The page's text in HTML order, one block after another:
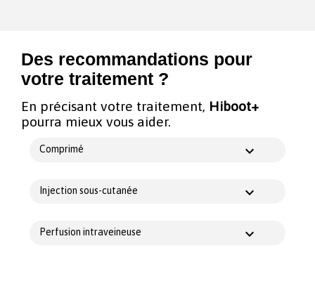
Des recommandations pour
votre traitement ?
En précisant votre traitement, Hiboot+
pourra mieux vous aider.
Comprimé
Injection sous-cutanée
Perfusion intraveineuse